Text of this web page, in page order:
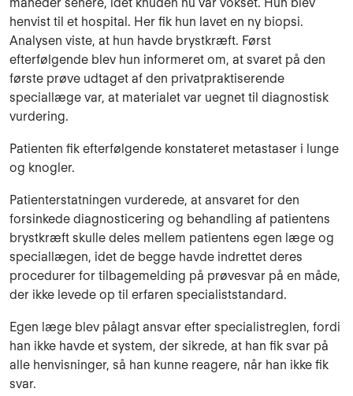
henvist til et hospital. Her fik hun lavet en ny biopsi.
Analysen viste, at hun havde brystkræft. Først
efterfølgende blev hun informeret om, at svaret på den
første prøve udtaget af den privatpraktiserende
speciallæge var, at materialet var uegnet til diagnostisk
vurdering.
Patienten fik efterfølgende konstateret metastaser i lunge
og knogler.
Patienterstatningen vurderede, at ansvaret for den
forsinkede diagnosticering og behandling af patientens
brystkræft skulle deles mellem patientens egen læge og
speciallægen, idet de begge havde indrettet deres
procedurer for tilbagemelding på prøvesvar på en måde,
der ikke levede op til erfaren specialiststandard.
Egen læge blev pålagt ansvar efter specialistreglen, fordi
han ikke havde et system, der sikrede, at han fik svar på
alle henvisninger, så han kunne reagere, når han ikke fik
svar.